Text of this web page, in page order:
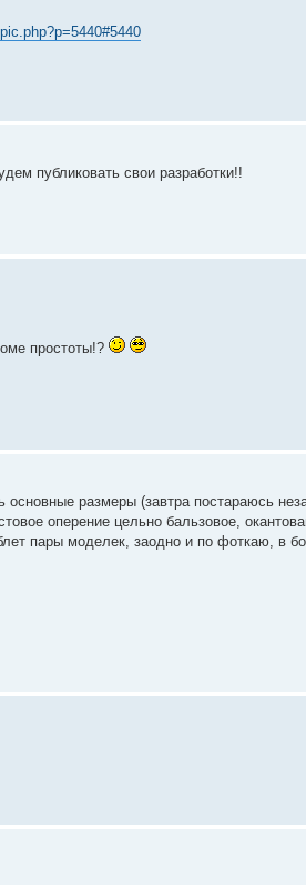
публиковать свои разработки!!
простоты!?
размеры (завтра постараюсь
оперение цельно бальзовое,
пары моделек, заодно и по фоткаю, в